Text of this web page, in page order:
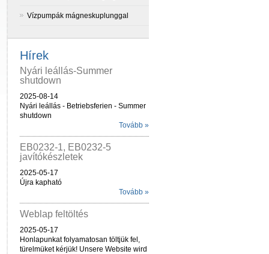
Vízpumpák mágneskuplunggal
Hírek
Nyári leállás-Summer
shutdown
2025-08-14
Nyári leállás - Betriebsferien - Summer
shutdown
Tovább »
EB0232-1, EB0232-5
javítókészletek
2025-05-17
Újra kapható
Tovább »
Weblap feltöltés
2025-05-17
Honlapunkat folyamatosan töltjük fel,
türelmüket kérjük! Unsere Website wird